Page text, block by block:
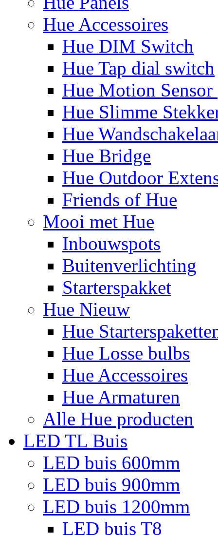
Hue Accessoires
Hue DIM Switch
Hue Tap dial switch
Hue Motion Sensor
Hue Slimme
Hue
Hue Bridge
Hue Outdoor
Friends of Hue
Mooi met Hue
Inbouwspots
Buitenverlichting
Starterspakket
Hue Nieuw
Hue
Hue Losse bulbs
Hue Accessoires
Hue Armaturen
Alle Hue producten
LED TL Buis
LED buis 600mm
LED buis 900mm
LED buis 1200mm
LED buis T8